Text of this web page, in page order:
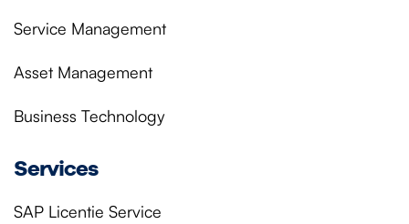
Service Management
Asset Management
Business Technology
Services
SAP Licentie Service